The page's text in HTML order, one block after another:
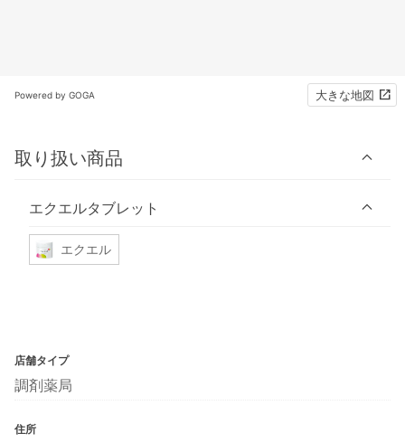
Powered by GOGA 大きな地図
取り扱い商品
エクエルタブレット
エクエル
店舗タイプ
調剤薬局
住所